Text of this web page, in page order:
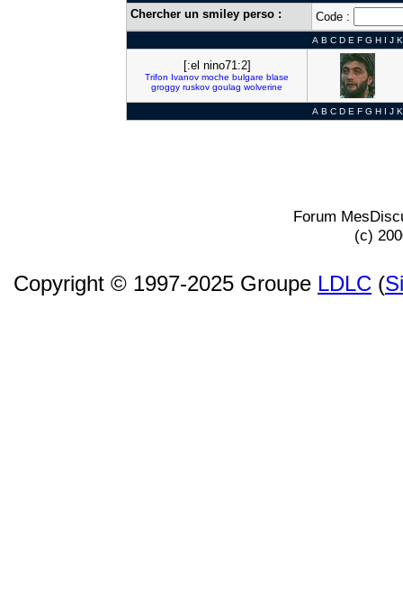
Chercher un smiley perso : Code :
A B C D E F G H I J K
[:el nino71:2]
Trifon Ivanov moche bulgare blase
groggy ruskov goulag wolverine
A B C D E F G H I J K
Forum
(c)
Copyright © 1997-2025 Groupe LDLC (